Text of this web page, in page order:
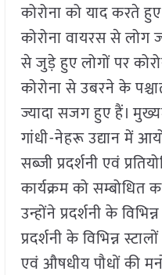
कोरोना को याद करते
कोरोना वायरस से लोग
से जुड़े हुए लोगों पर
कोरोना से उबरने के
ज्यादा सजग हुए हैं।
गांधी-नेहरू उद्यान में
सब्जी प्रदर्शनी एवं
कार्यक्रम को
उन्होंने प्रदर्शनी के
प्रदर्शनी के विभिन्न
एवं औषधीय पौधों की